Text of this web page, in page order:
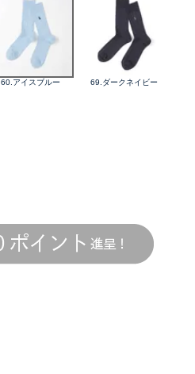
60.アイスブルー 69.ダークネイビー